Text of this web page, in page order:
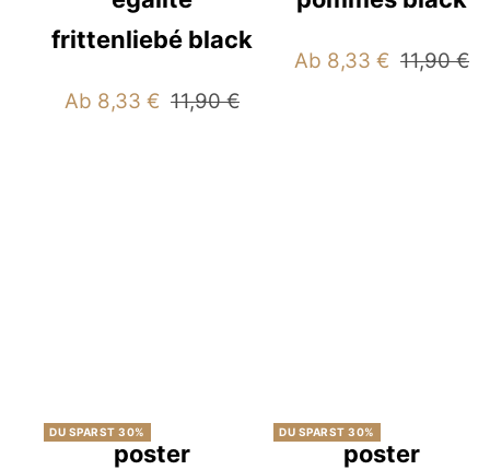
frittenliebé black
Angebotspreis
Ab 8,33 € Regulärer
11,90 €
Angebotspreis
Ab 8,33 € 11,90 €
DU SPARST 30%
poster
DU SPARST 30%
poster